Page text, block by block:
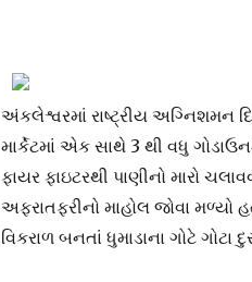
અંકલેશ્વરમાં રાષ્ટ્રીય અગ્નિશમન
માર્કેટમાં એક સાથે 3 થી વધુ
ફાયર ફાઇટરથી પાણીનો મારો
અફરાતફરીનો માહોલ જોવા મળ્યો
વિકરાળ બનતાં ધુમાડાના ગોટે ગોટા